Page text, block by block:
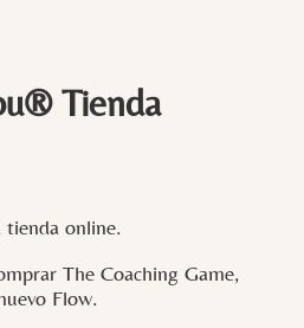
Tienda
tienda online.
The Coaching Game,
Flow.